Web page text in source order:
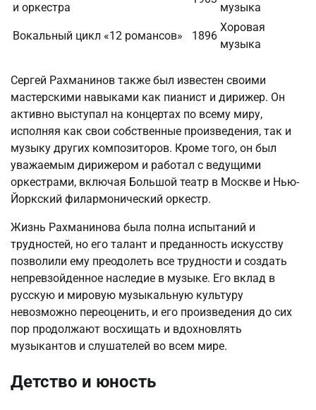
и оркестра
музыка
Вокальный цикл «12 романсов» 1896
Хоровая
музыка
Сергей Рахманинов также был известен своими
мастерскими навыками как пианист и дирижер. Он
активно выступал на концертах по всему миру,
исполняя как свои собственные произведения, так и
музыку других композиторов. Кроме того, он был
уважаемым дирижером и работал с ведущими
оркестрами, включая Большой театр в Москве и Нью-
Йоркский филармонический оркестр.
Жизнь Рахманинова была полна испытаний и
трудностей, но его талант и преданность искусству
позволили ему преодолеть все трудности и создать
непревзойденное наследие в музыке. Его вклад в
русскую и мировую музыкальную культуру
невозможно переоценить, и его произведения до сих
пор продолжают восхищать и вдохновлять
музыкантов и слушателей во всем мире.
Детство и юность